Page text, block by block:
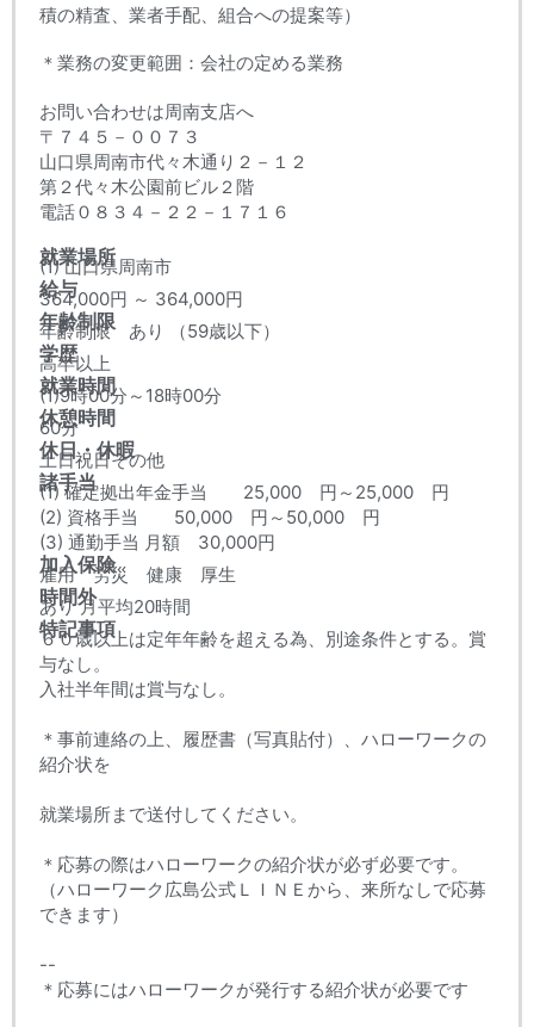
積の精査、業者手配、組合への提案等）
＊業務の変更範囲：会社の定める業務
お問い合わせは周南支店へ
〒７４５－００７３
山口県周南市代々木通り２－１２
第２代々木公園前ビル２階
電話０８３４－２２－１７１６
就業場所
(1) 山口県周南市
給与
364,000円 ～ 364,000円
年齢制限
年齢制限 あり （59歳以下）
学歴
高卒以上
就業時間
(1)9時00分～18時00分
休憩時間
60分
休日・休暇
土日祝日その他
諸手当
(1) 確定拠出年金手当 25,000 円～25,000 円
(2) 資格手当 50,000 円～50,000 円
(3) 通勤手当 月額 30,000円
加入保険
雇用 労災 健康 厚生
時間外
あり 月平均20時間
特記事項
６０歳以上は定年年齢を超える為、別途条件とする。賞
与なし。
入社半年間は賞与なし。
＊事前連絡の上、履歴書（写真貼付）、ハローワークの
紹介状を
就業場所まで送付してください。
＊応募の際はハローワークの紹介状が必ず必要です。
（ハローワーク広島公式ＬＩＮＥから、来所なしで応募
できます）
--
＊応募にはハローワークが発行する紹介状が必要です